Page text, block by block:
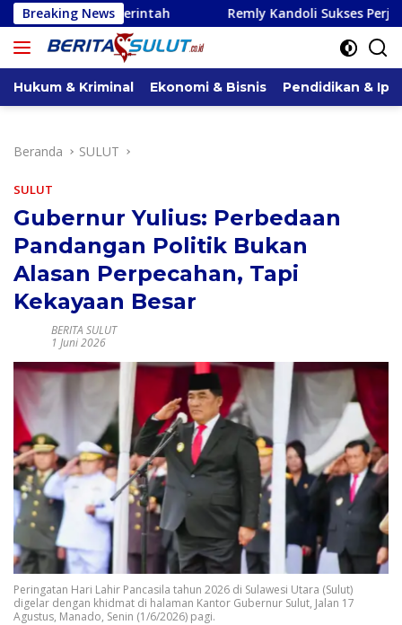
Langsung
ke
konten
Breaking NewsRemly Kandoli Sukses Perjuangkan Perbaikan
Hukum & Kriminal Ekonomi & Bisnis Pendidikan &
Beranda SULUT
SULUT
Gubernur Yulius: Perbedaan
Pandangan Politik Bukan
Alasan Perpecahan, Tapi
Kekayaan Besar
BERITA SULUT
1 Juni 2026
Peringatan Hari Lahir Pancasila tahun 2026 di Sulawesi Utara (Sulut)
digelar dengan khidmat di halaman Kantor Gubernur Sulut, Jalan 17
Agustus, Manado, Senin (1/6/2026) pagi.